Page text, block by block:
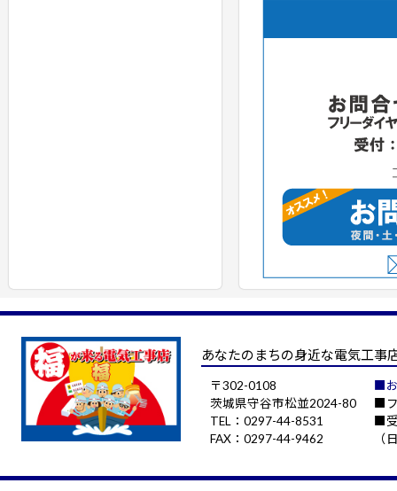
あなたのまちの身近な電気工事
〒302-0108
茨城県守谷市松並2024-80
TEL：0297-44-8531
FAX：0297-44-9462
■
■
■
（